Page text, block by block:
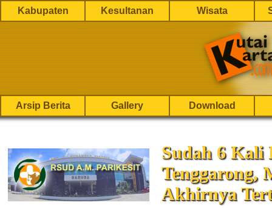
Kabupaten Kesultanan Wisata
Arsip Berita Gallery Download
Sudah 6 Kali
Tenggarong,
Akhirnya